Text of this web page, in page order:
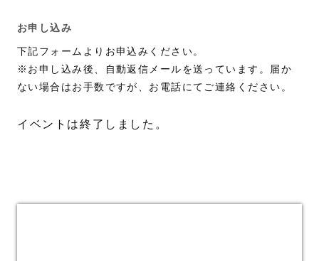
お申し込み
下記フォームよりお申込みください。
※お申し込み後、自動返信メールを送っています。届か
ない場合はお手数ですが、お電話にてご連絡ください。
イベントは終了しました。